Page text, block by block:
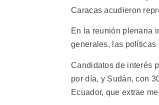
Caracas acudieron
En la reunión plenaria
generales, las políticas
Candidatos de interés
por día, y Sudán, con
Ecuador, que extrae